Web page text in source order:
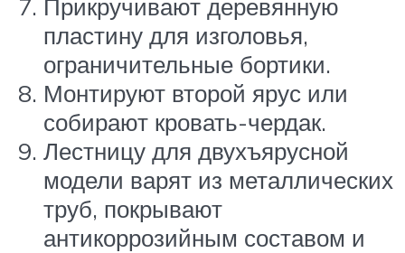
Прикручивают деревянную
пластину для изголовья,
ограничительные бортики.
Монтируют второй ярус или
собирают кровать-чердак.
Лестницу для двухъярусной
модели варят из металлических
труб, покрывают
антикоррозийным составом и